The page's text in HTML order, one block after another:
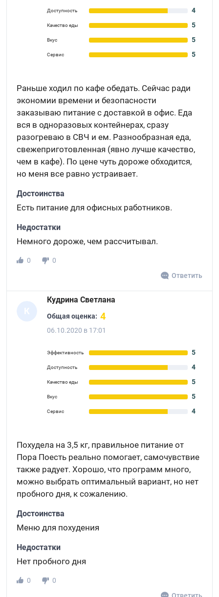
Доступность 4
Качество еды 5
Вкус 5
Сервис 5
Раньше ходил по кафе обедать. Сейчас ради
экономии времени и безопасности
заказываю питание с доставкой в офис. Еда
вся в одноразовых контейнерах, сразу
разогреваю в СВЧ и ем. Разнообразная еда,
свежеприготовленная (явно лучше качество,
чем в кафе). По цене чуть дороже обходится,
но меня все равно устраивает.
Достоинства
Есть питание для офисных работников.
Недостатки
Немного дороже, чем рассчитывал.
0
0
Ответить
К
Кудрина Светлана
Общая оценка: 4
06.10.2020 в 17:01
Эффективность 5
Доступность 4
Качество еды 5
Вкус 5
Сервис 4
Похудела на 3,5 кг, правильное питание от
Пора Поесть реально помогает, самочувствие
также радует. Хорошо, что программ много,
можно выбрать оптимальный вариант, но нет
пробного дня, к сожалению.
Достоинства
Меню для похудения
Недостатки
Нет пробного дня
0
0